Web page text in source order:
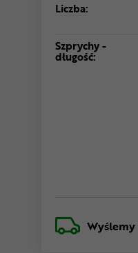
Liczba:
Szprychy -
długość:
Wyślemy